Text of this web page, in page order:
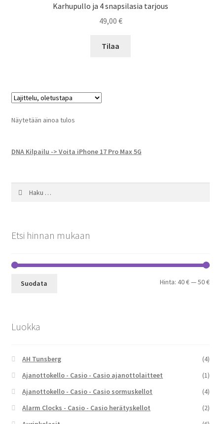
Karhupullo ja 4 snapsilasia tarjous
49,00 €
Tilaa
Näytetään ainoa tulos
DNA Kilpailu -> Voita iPhone 17 Pro Max 5G
Etsi hinnan mukaan
Suodata Hinta:40 €—50 €
Luokka
AH Tunsberg
(4)
Ajanottokello - Casio - Casio ajanottolaitteet
(1)
Ajanottokello - Casio - Casio sormuskellot
(4)
Alarm Clocks - Casio - Casio herätyskellot
(2)